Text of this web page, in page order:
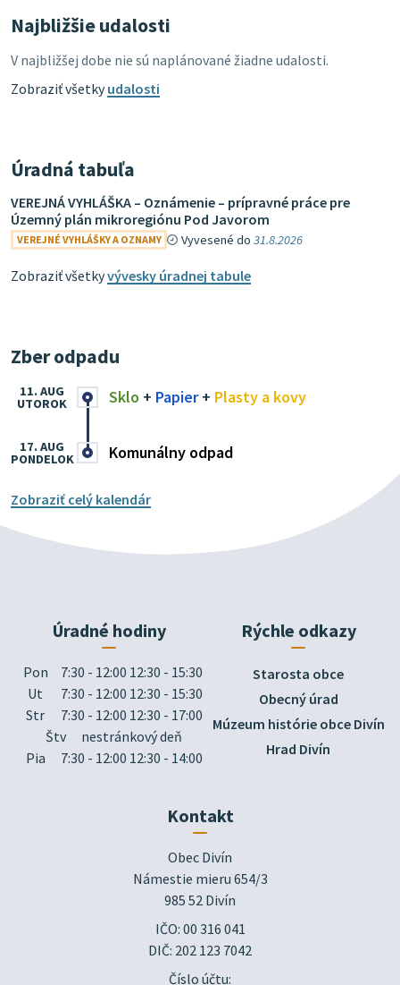
Najbližšie udalosti
V najbližšej dobe nie sú naplánované žiadne udalosti.
Zobraziť všetkyudalosti
Úradná tabuľa
VEREJNÁ VYHLÁŠKA – Oznámenie – prípravné práce pre
Územný plán mikroregiónu Pod Javorom
VEREJNÉ VYHLÁŠKY A OZNAMY Vyvesené do31.8.2026
Zobraziť všetkyvývesky úradnej tabule
Zber odpadu
Sklo + Papier+ Plasty a kovy
11. AUG
UTOROK
Komunálny odpad
17. AUG
PONDELOK
Zobraziť celý kalendár
Úradné hodiny
Pon
7:30 - 12:00 12:30 - 15:30
Ut
7:30 - 12:00 12:30 - 15:30
Str
7:30 - 12:00 12:30 - 17:00
Štv
nestránkový deň
Pia
7:30 - 12:00 12:30 - 14:00
Rýchle odkazy
Starosta obce
Obecný úrad
Múzeum histórie obce Divín
Hrad Divín
Kontakt
Obec Divín
Námestie mieru 654/3
985 52 Divín
IČO: 00 316 041
DIČ: 202 123 7042
Číslo účtu: